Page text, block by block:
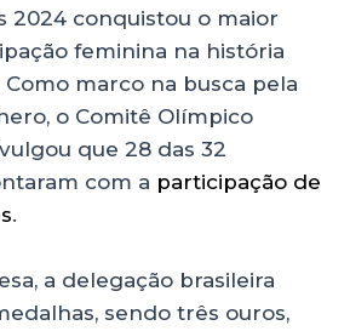
2024 conquistou o maior
feminina na história
Como marco na busca pela
o Comitê Olímpico
que 28 das 32
com a participação de
.
a delegação brasileira
sendo três ouros,